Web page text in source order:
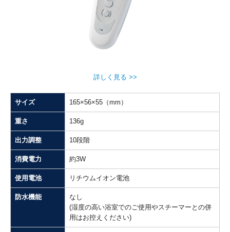
イベント情報
セルキュア４TPLUS
セルキュア４T++
草刈民代さんスペシャルトークショー
詳しく見る >>
サイズ 165×56×55（mm）
重さ 136g
出力調整 10段階
消費電力 約3W
使用電池 リチウムイオン電池
防水機能
なし
(湿度の高い浴室でのご使用やスチーマーとの併
用はお控えください)